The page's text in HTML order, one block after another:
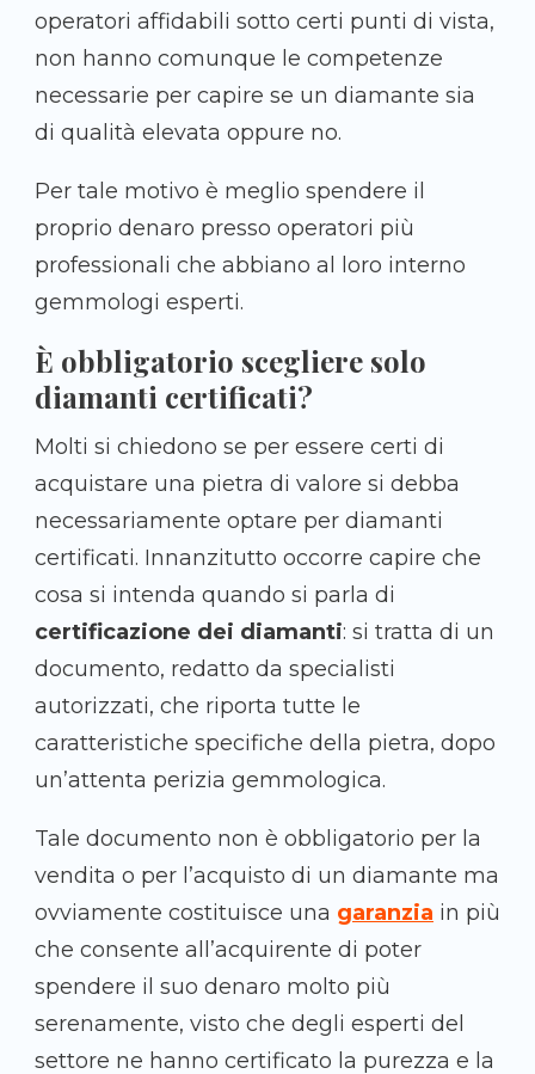
operatori affidabili sotto certi punti di vista,
non hanno comunque le competenze
necessarie per capire se un diamante sia
di qualità elevata oppure no.
Per tale motivo è meglio spendere il
proprio denaro presso operatori più
professionali che abbiano al loro interno
gemmologi esperti.
È obbligatorio scegliere solo
diamanti certificati?
Molti si chiedono se per essere certi di
acquistare una pietra di valore si debba
necessariamente optare per diamanti
certificati. Innanzitutto occorre capire che
cosa si intenda quando si parla di
certificazione dei diamanti: si tratta di un
documento, redatto da specialisti
autorizzati, che riporta tutte le
caratteristiche specifiche della pietra, dopo
un’attenta perizia gemmologica.
Tale documento non è obbligatorio per la
vendita o per l’acquisto di un diamante ma
ovviamente costituisce una garanzia in più
che consente all’acquirente di poter
spendere il suo denaro molto più
serenamente, visto che degli esperti del
settore ne hanno certificato la purezza e la